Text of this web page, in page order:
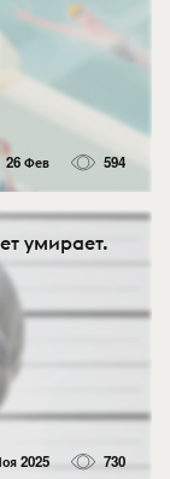
26 Фев 594
умирает.
2025 730